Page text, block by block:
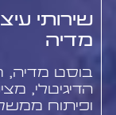
שירותי
מדיה
בוסט מדיה,
הדיגיטלי,
ופיתוח